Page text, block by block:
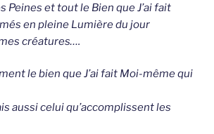
Peines et tout le Bien que J’ai fait
en pleine Lumière du jour
créatures….
le bien que J’ai fait Moi-même qui
aussi celui qu’accomplissent les